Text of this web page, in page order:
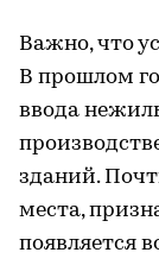
Важно, что
В прошлом
ввода
зданий.
места,
появляется